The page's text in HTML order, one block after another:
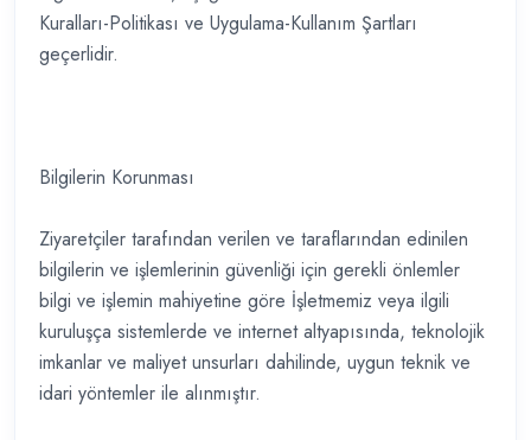
Kuralları-Politikası ve Uygulama-Kullanım Şartları
geçerlidir.
Bilgilerin Korunması
Ziyaretçiler tarafından verilen ve taraflarından edinilen
bilgilerin ve işlemlerinin güvenliği için gerekli önlemler
bilgi ve işlemin mahiyetine göre İşletmemiz veya ilgili
kuruluşça sistemlerde ve internet altyapısında, teknolojik
imkanlar ve maliyet unsurları dahilinde, uygun teknik ve
idari yöntemler ile alınmıştır.